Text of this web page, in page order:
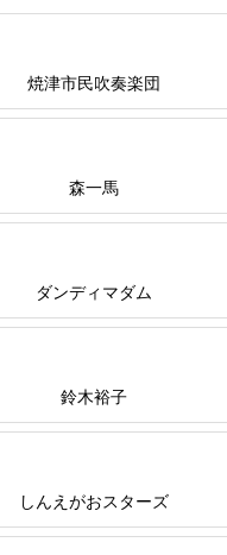
焼津市民吹奏楽団
森一馬
ダンディマダム
鈴木裕子
しんえがおスターズ